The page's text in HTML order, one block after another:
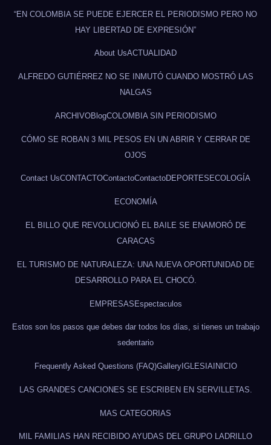
“EN COLOMBIA SE PUEDE EJERCER EL PERIODISMO PERO NO
HAY LIBERTAD DE EXPRESIÓN”
About UsACTUALIDAD
ALFREDO GUTIÉRREZ NO SE INMUTÓ CUANDO MOSTRÓ LAS
NALGAS
ARCHIVOBlogCOLOMBIA SIN PERIODISMO
CÓMO SE ROBAN 3 MIL PESOS EN UN ABRIR Y CERRAR DE
OJOS
Contact UsCONTACTOContactoContactoDEPORTES ECOLOGÍA
ECONOMÍA
EL BILLO QUE REVOLUCIONÓ EL BAILE SE ENAMORÓ DE
CARACAS
EL TURISMO DE NATURALEZA: UNA NUEVA OPORTUNIDAD DE
DESARROLLO PARA EL CHOCÓ.
EMPRESASEspectaculos
Estos son los pasos que debes dar todos los días, si tienes un trabajo
sedentario
Frequently Asked Questions (FAQ)GalleryIGLESIAINICIO
LAS GRANDES CANCIONES SE ESCRIBEN EN SERVILLETAS.
MAS CATEGORIAS
MIL FAMILIAS HAN RECIBIDO AYUDAS DEL GRUPO LADRILLO